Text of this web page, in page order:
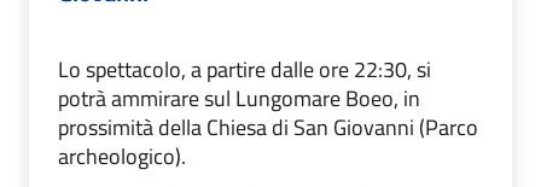
Lo spettacolo, a partire dalle ore 22:30, si
potrà ammirare sul Lungomare Boeo, in
prossimità della Chiesa di San Giovanni (Parco
archeologico).